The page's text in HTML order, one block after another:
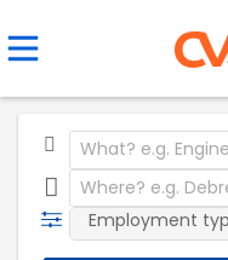
Employment